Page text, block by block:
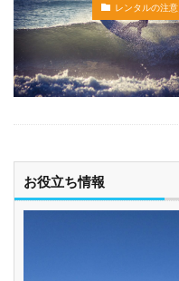
レンタルの注意
お役立ち情報